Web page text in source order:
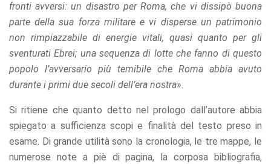
fronti avversi: un disastro per Roma, che vi dissipò buona
parte della sua forza militare e vi disperse un patrimonio
non rimpiazzabile di energie vitali, quasi quanto per gli
sventurati Ebrei; una sequenza di lotte che fanno di questo
popolo l’avversario più temibile che Roma abbia avuto
durante i primi due secoli dell’era nostra».
Si ritiene che quanto detto nel prologo dall’autore abbia
spiegato a sufficienza scopi e finalità del testo preso in
esame. Di grande utilità sono la cronologia, le tre mappe, le
numerose note a piè di pagina, la corposa bibliografia,